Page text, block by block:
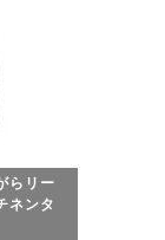
らリー
ネンタ